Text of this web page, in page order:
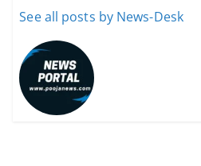
See all posts by News-Desk